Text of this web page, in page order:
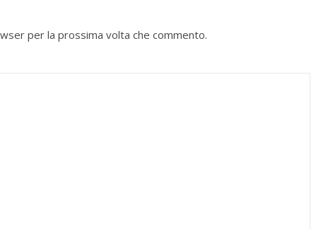
per la prossima volta che commento.